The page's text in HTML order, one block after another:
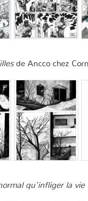
de Ancco chez
qu’infliger la vie